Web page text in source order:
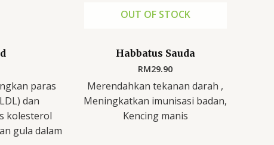
paras
dan
kolesterol
gula dalam
OUT OF STOCK
Habbatus Sauda
RM29.90
Merendahkan tekanan darah ,
Meningkatkan imunisasi badan,
Kencing manis